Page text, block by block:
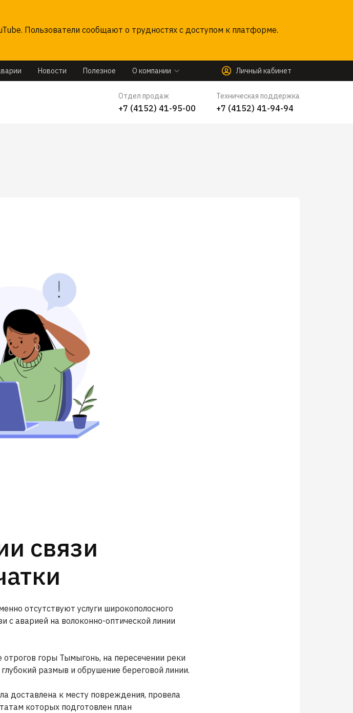
Пользователи сообщают о трудностях с доступом к платформе.
Новости Полезное О компании Личный кабинет
Отдел продаж
+7 (4152) 41-95-00
Техническая поддержка
+7 (4152) 41-94-94
связи
отсутствуют услуги широкополосного
с аварией на волоконно-оптической линии
горы Тымыгонь, на пересечении реки
размыв и обрушение береговой линии.
доставлена к месту повреждения, провела
которых подготовлен план